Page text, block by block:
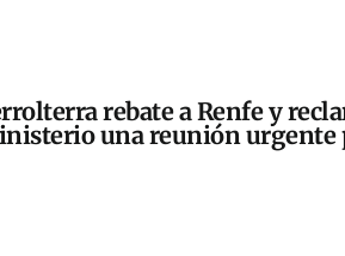
rebate a Renfe y
una reunión urgente